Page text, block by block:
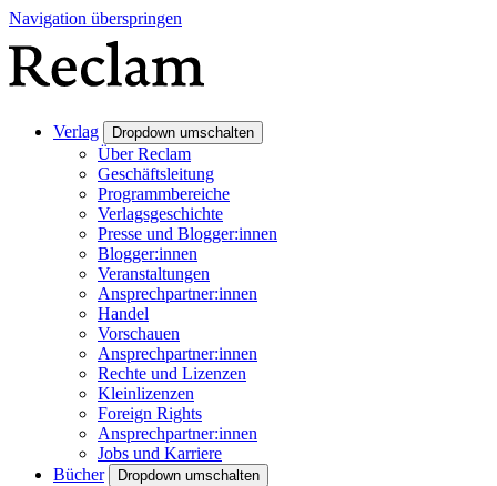
Navigation überspringen
Verlag Dropdown umschalten
Über Reclam
Geschäftsleitung
Programmbereiche
Verlagsgeschichte
Presse und Blogger:innen
Blogger:innen
Veranstaltungen
Ansprechpartner:innen
Handel
Vorschauen
Ansprechpartner:innen
Rechte und Lizenzen
Kleinlizenzen
Foreign Rights
Ansprechpartner:innen
Jobs und Karriere
Bücher
Dropdown umschalten